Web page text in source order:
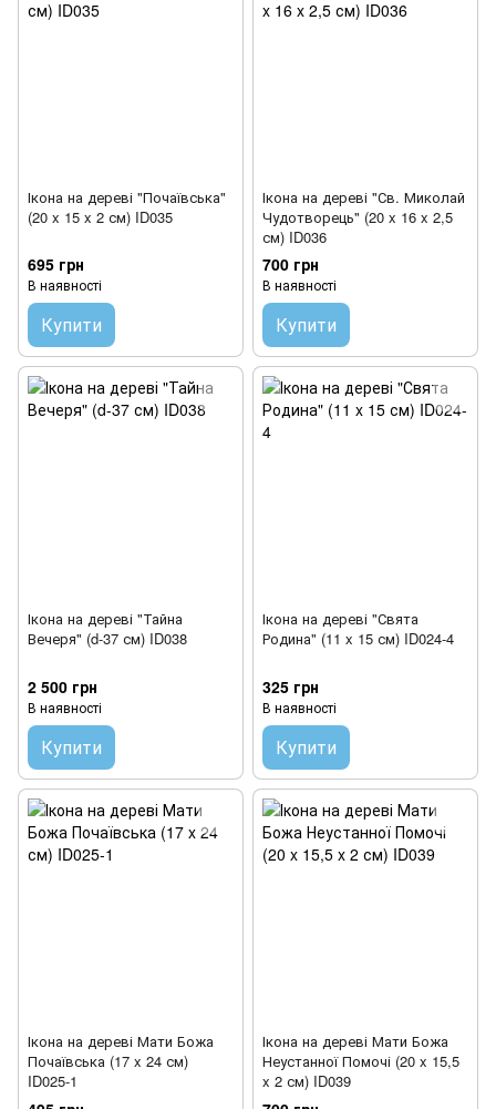
Ікона на дереві "Почаївська"
(20 x 15 x 2 см) ID035
695 грн
В наявності
Купити
Ікона на дереві "Св. Миколай
Чудотворець" (20 x 16 x 2,5
см) ID036
700 грн
В наявності
Купити
Ікона на дереві "Тайна
Вечеря" (d-37 см) ID038
2 500 грн
В наявності
Купити
Ікона на дереві "Свята
Родина" (11 x 15 см) ID024-4
325 грн
В наявності
Купити
Ікона на дереві Мати Божа
Почаївська (17 x 24 см)
ID025-1
Ікона на дереві Мати Божа
Неустанної Помочі (20 x 15,5
x 2 см) ID039